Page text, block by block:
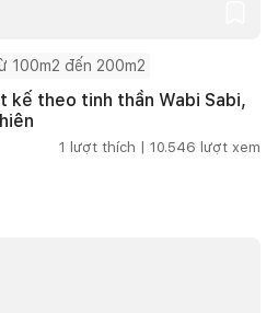
100m2 đến 200m2
kế theo tinh thần Wabi Sabi,
1 lượt thích | 10.546 lượt xem